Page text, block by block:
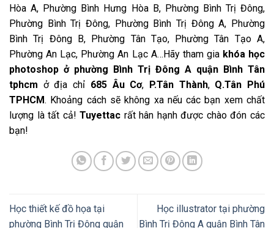
Hòa A, Phường Bình Hưng Hòa B, Phường Bình Trị Đông,
Phường Bình Trị Đông, Phường Bình Trị Đông A, Phường
Bình Trị Đông B, Phường Tân Tạo, Phường Tân Tạo A,
Phường An Lạc, Phường An Lạc A…Hãy tham gia khóa học
photoshop ở phường Bình Trị Đông A quận Bình Tân
tphcm ở địa chỉ 685 Âu Cơ, P.Tân Thành, Q.Tân Phú
TPHCM. Khoảng cách sẽ không xa nếu các bạn xem chất
lượng là tất cả!Tuyettac rất hân hạnh được chào đón các
bạn!
Học thiết kế đồ họa tại
phường Bình Trị Đông quận
Học illustrator tại phường
Bình Trị Đông A quận Bình Tân